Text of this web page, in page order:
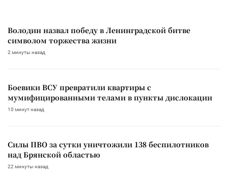
Володин назвал победу в Ленинградской битве
символом торжества жизни
2 минуты назад
Боевики ВСУ превратили квартиры с
мумифицированными телами в пункты дислокации
10 минут назад
Силы ПВО за сутки уничтожили 138 беспилотников
над Брянской областью
22 минуты назад